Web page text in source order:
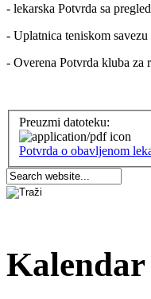
- lekarska Potvrda sa
- Uplatnica teniskom
- Overena Potvrda kluba za
Preuzmi datoteku:
Potvrda o obavljenom
Kalendar